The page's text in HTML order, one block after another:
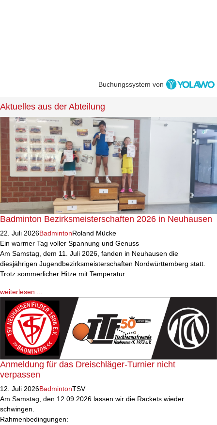
Buchungssystem von
Aktuelles aus der Abteilung
Badminton Bezirksmeisterschaften 2026 in Neuhausen
22. Juli 2026BadmintonRoland Mücke
Ein warmer Tag voller Spannung und Genuss
Am Samstag, dem 11. Juli 2026, fanden in Neuhausen die
diesjährigen Jugendbezirksmeisterschaften Nordwürttemberg statt.
Trotz sommerlicher Hitze mit Temperatur...
weiterlesen ...
Anmeldung für das Dreischläger-Turnier nicht
verpassen
12. Juli 2026BadmintonTSV
Am Samstag, den 12.09.2026 lassen wir die Rackets wieder
schwingen.
Rahmenbedingungen: